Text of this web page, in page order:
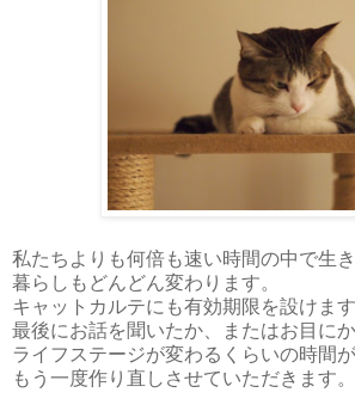
私たちよりも何倍も速い時間の中で生
暮らしもどんどん変わります。
キャットカルテにも有効期限を設けます
最後にお話を聞いたか、またはお目に
ライフステージが変わるくらいの時間
もう一度作り直しさせていただきます。